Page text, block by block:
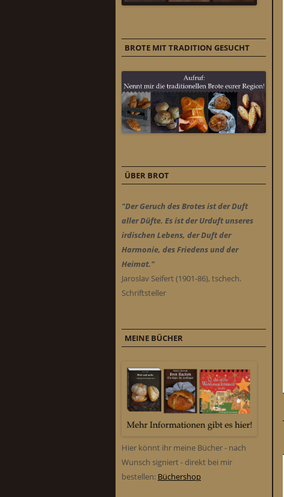
BROTE MIT TRADITION GESUCHT
ÜBER BROT
"Der Geruch des Brotes ist der Duft
aller Düfte. Es ist der Urduft unseres
irdischen Lebens, der Duft der
Harmonie, des Friedens und der
Heimat."
Jaroslav Seifert (1901-86), tschech.
Schriftsteller
MEINE BÜCHER
Hier könnt ihr meine Bücher - nach
Wunsch signiert - direkt bei mir
bestellen: Büchershop